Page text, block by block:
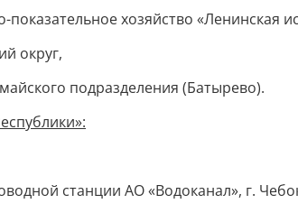
хозяйство «Ленинская
округ,
подразделения (Батырево).
станции АО «Водоканал», г.